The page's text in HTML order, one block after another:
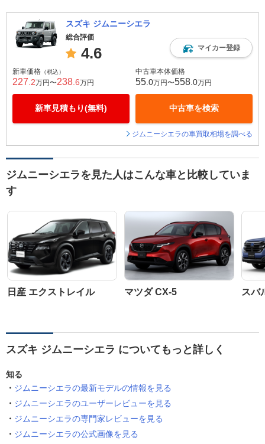
スズキ ジムニーシエラ
総合評価
4.6 マイカー登録
新車価格 （税込）
227 .2万円〜238 .6万円
新車見積もり(無料)
中古車本体価格
55 .0万円〜558 .0万円
中古車を検索
ジムニーシエラの車買取相場を調べる
ジムニーシエラを見た人はこんな車と比較していま
す
日産 エクストレイル マツダ CX-5 スバ
スズキ ジムニーシエラ についてもっと詳しく
知る
ジムニーシエラの最新モデルの情報を見る
ジムニーシエラのユーザーレビューを見る
ジムニーシエラの専門家レビューを見る
ジムニーシエラの公式画像を見る